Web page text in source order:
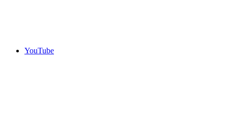
YouTube